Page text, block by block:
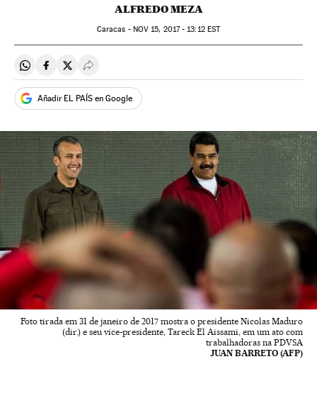
ALFREDO MEZA
Caracas - NOV 15, 2017 - 13:12EST
Compartir en Whatsapp
Compartir en Facebook
Compartir en Twitter
Desplegar Redes Sociales
Añadir EL PAÍS en Google
Foto tirada em 31 de janeiro de 2017 mostra o presidente Nicolas Maduro
(dir.) e seu vice-presidente, Tareck El Aissami, em um ato com
trabalhadoras na PDVSA
JUAN BARRETO (AFP)